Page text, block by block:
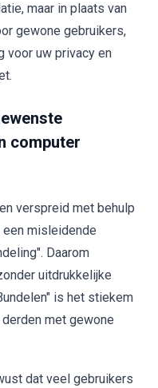
maar in plaats van
gewone gebruikers,
voor uw privacy en
computer
verspreid met behulp
misleidende
Daarom
uitdrukkelijke
is het stiekem
met gewone
dat veel gebruikers